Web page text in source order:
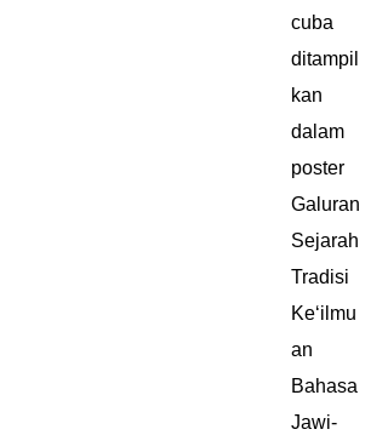
cuba
ditampil
kan
dalam
poster
Galuran
Sejarah
Tradisi
Ke‘ilmu
an
Bahasa
Jawi-